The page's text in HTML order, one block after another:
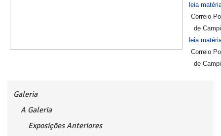
leia
Correio
de
leia
Correio
de
Galeria
A Galeria
Exposições Anteriores